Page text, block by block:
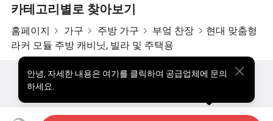
카테고리별로 찾아보기
홈페이지 가구 주방 가구 부엌 찬장
현대 맞춤형
라커 모듈 주방 캐비닛, 빌라 및 주택용
안녕, 자세한 내용은 여기를 클릭하여 공급업체에 문의
하세요.
핫한 제품 핫 제품 가격 도매 핫 제품
스타 바이어
우리에 대하여
사용자 약관 개인정보 보호정책 연락하다